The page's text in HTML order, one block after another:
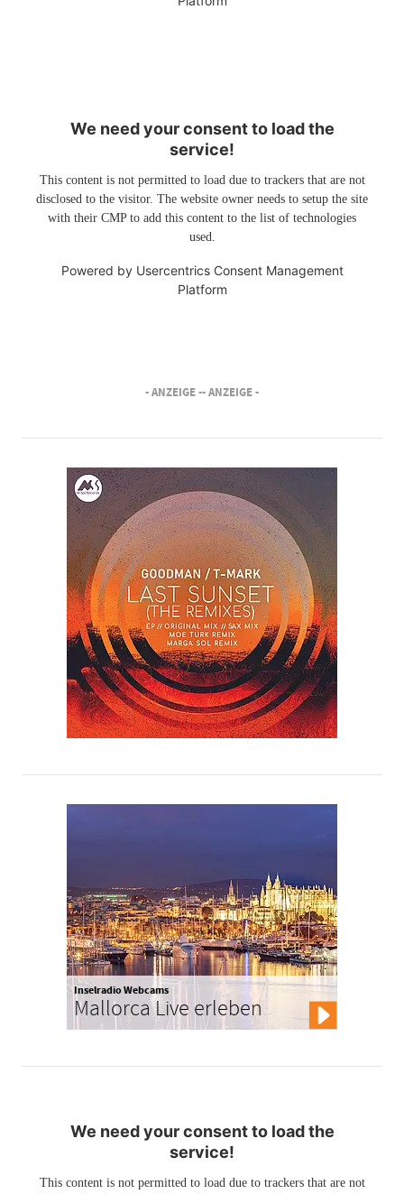
We need your consent to load the
service!
This content is not permitted to load due to trackers that are not
disclosed to the visitor. The website owner needs to setup the site
with their CMP to add this content to the list of technologies
used.
Powered by Usercentrics Consent Management
Platform
- ANZEIGE -- ANZEIGE -
Inselradio Webcams
Mallorca Live erleben
We need your consent to load the
service!
This content is not permitted to load due to trackers that are not